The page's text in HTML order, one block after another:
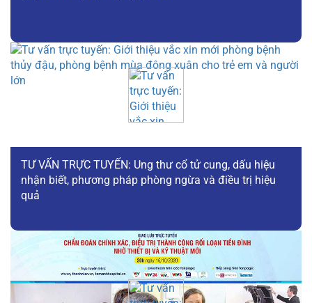
TƯ VẤN TRỰC TUYẾN: Ung thư cổ tử cung, dấu hiệu
nhận biết, phương pháp phòng ngừa và điều trị hiệu
quả